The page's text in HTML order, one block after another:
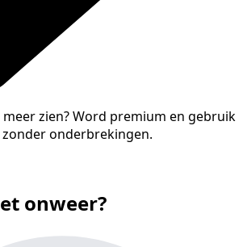
zien?Word premium en gebruik
onderbrekingen.
onweer?